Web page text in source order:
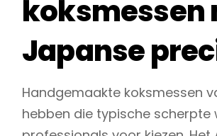
koksmessen
Japanse
Handgemaakte koksmessen
hebben die typische scherpte